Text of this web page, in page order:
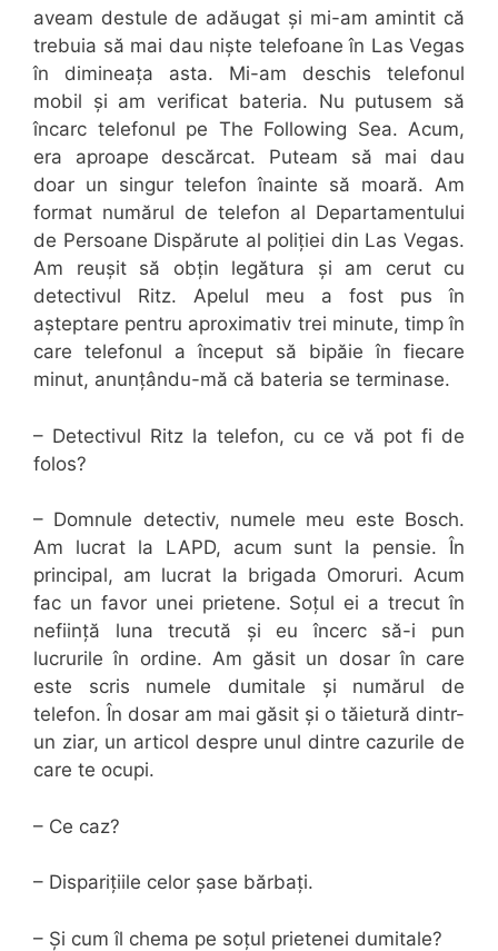
aveam destule de adăugat și mi-am amintit că
trebuia să mai dau niște telefoane în Las Vegas
în dimineața asta. Mi-am deschis telefonul
mobil și am verificat bateria. Nu putusem să
încarc telefonul pe The Following Sea. Acum,
era aproape descărcat. Puteam să mai dau
doar un singur telefon înainte să moară. Am
format numărul de telefon al Departamentului
de Persoane Dispărute al poliției din Las Vegas.
Am reușit să obțin legătura și am cerut cu
detectivul Ritz. Apelul meu a fost pus în
așteptare pentru aproximativ trei minute, timp în
care telefonul a început să bipăie în fiecare
minut, anunțându-mă că bateria se terminase.
– Detectivul Ritz la telefon, cu ce vă pot fi de
folos?
– Domnule detectiv, numele meu este Bosch.
Am lucrat la LAPD, acum sunt la pensie. În
principal, am lucrat la brigada Omoruri. Acum
fac un favor unei prietene. Soțul ei a trecut în
neființă luna trecută și eu încerc să-i pun
lucrurile în ordine. Am găsit un dosar în care
este scris numele dumitale și numărul de
telefon. În dosar am mai găsit și o tăietură dintr-
un ziar, un articol despre unul dintre cazurile de
care te ocupi.
– Ce caz?
– Disparițiile celor șase bărbați.
– Și cum îl chema pe soțul prietenei dumitale?